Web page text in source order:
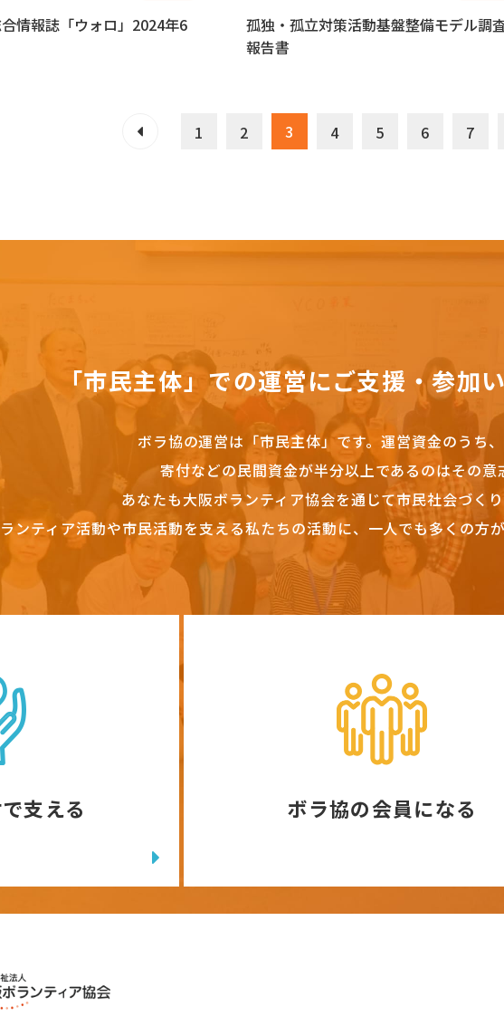
情報誌「ウォロ」2024年6
孤独・孤立対策活動基盤整備モデル調
報告書
1 2 3 4 5 6 7
「市民主体」での運営にご支援・参加
ボラ協の運営は「市民主体」です。 運営資金のうち
寄付などの民間資金が半分以上であるのはその意
あなたも大阪ボランティア協会を通じて市民社会づく
ンティア活動や市民活動を支える私たちの活動に、一人でも多くの方
支える ボラ協の会員になる